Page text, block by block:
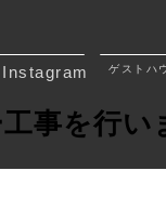
Instagram ゲストハ
事を行い